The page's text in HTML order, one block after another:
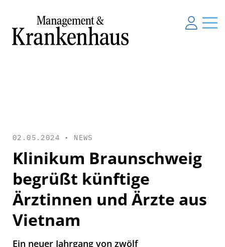
02.05.2024 • NEWS
Klinikum Braunschweig
begrüßt künftige
Ärztinnen und Ärzte aus
Vietnam
Ein neuer Jahrgang von zwölf